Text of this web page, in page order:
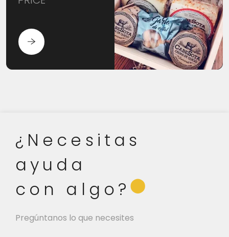
¿Necesitas
ayuda
con algo? ⬤
Pregúntanos lo que necesites